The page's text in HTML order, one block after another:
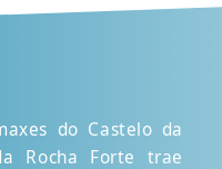
do Castelo da
Rocha Forte trae